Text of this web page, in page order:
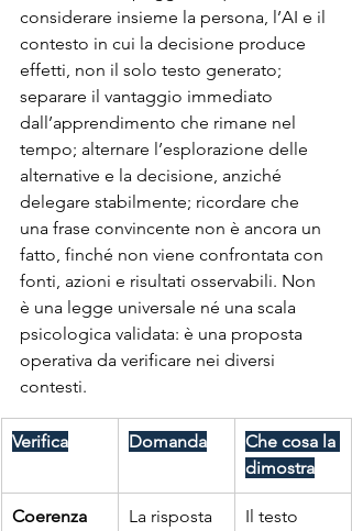
considerare insieme la persona, l’AI e il
contesto in cui la decisione produce
effetti, non il solo testo generato;
separare il vantaggio immediato
dall’apprendimento che rimane nel
tempo; alternare l’esplorazione delle
alternative e la decisione, anziché
delegare stabilmente; ricordare che
una frase convincente non è ancora un
fatto, finché non viene confrontata con
fonti, azioni e risultati osservabili. Non
è una legge universale né una scala
psicologica validata: è una proposta
operativa da verificare nei diversi
contesti.
Verifica Domanda
Che cosa la
dimostra
Coerenza
La risposta
Il testo